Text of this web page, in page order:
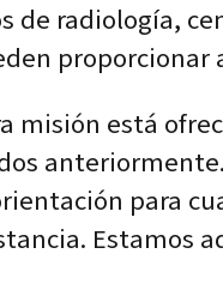
de radiología,
misión está
para
Estamos